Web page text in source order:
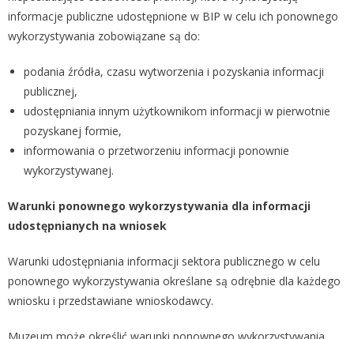
informacje publiczne udostępnione w BIP w celu ich ponownego
wykorzystywania zobowiązane są do:
podania źródła, czasu wytworzenia i pozyskania informacji
publicznej,
udostępniania innym użytkownikom informacji w pierwotnie
pozyskanej formie,
informowania o przetworzeniu informacji ponownie
wykorzystywanej.
Warunki ponownego wykorzystywania dla informacji
udostępnianych na wniosek
Warunki udostępniania informacji sektora publicznego w celu
ponownego wykorzystywania określane są odrębnie dla każdego
wniosku i przedstawiane wnioskodawcy.